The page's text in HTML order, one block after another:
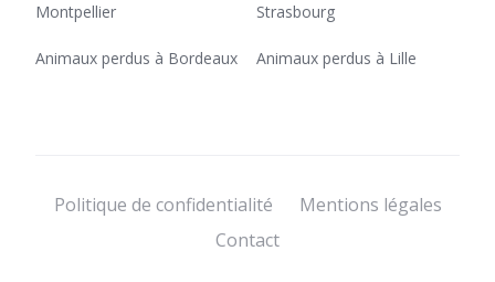
Montpellier
Strasbourg
Animaux perdus à Bordeaux Animaux perdus à Lille
Politique de confidentialité
Mentions légales
Contact